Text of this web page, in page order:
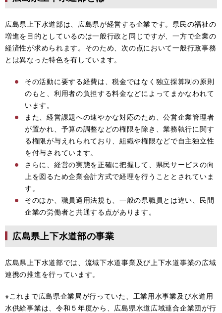
広島県上下水道部は、広島県が経営する企業です。県民の福祉の
増進を目的としているのは一般行政と同じですが、一方で企業の
経済性が求められます。そのため、次の点において一般行政事務
とは異なった特色を有しています。
その活動に要する経費は、税金ではなく独立採算制の原則
のもと、利用者の負担する料金などによってまかなわれて
います。
また、経営課題への速やかな対応のため、公営企業管理者
が置かれ、予算の調整などの権限を除き、業務執行に関す
る権限が与えれられており、組織や権限などで自主独立性
を付与されています。
さらに、経営の実態を正確に把握して、県民サービスの向
上を図るため企業会計方式で経理を行うこととされていま
す。
そのほか、職員適用法規も、一般の県職員とは違い、民間
企業の労働者と共通する点があります。
広島県上下水道部の事業
広島県上下水道部では、流域下水道事業及び上下水道事業の広域
連携の推進を行っています。
※これまで広島県企業局が行っていた、工業用水事業及び水道用
水供給事業は、令和５年度から、広島県水道広域連合企業団が行